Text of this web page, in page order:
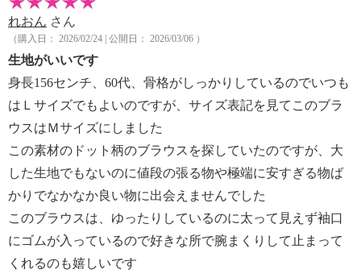
れおん さん
（購入日： 2026/02/24 | 公開日： 2026/03/06 ）
生地がいいです
身長156センチ、60代、骨格がしっかりしているのでいつも
はＬサイズでもよいのですが、サイズ表記を見てこのブラ
ウスはＭサイズにしました
この素材のドット柄のブラウスを探していたのですが、大
した生地でもないのに値段の張る物や極端に安すぎる物ば
かりでなかなか良い物に出会えませんでした
このブラウスは、ゆったりしているのに太って見えず袖口
にゴムが入っているので好きな所で腕まくりして止まって
くれるのも嬉しいです